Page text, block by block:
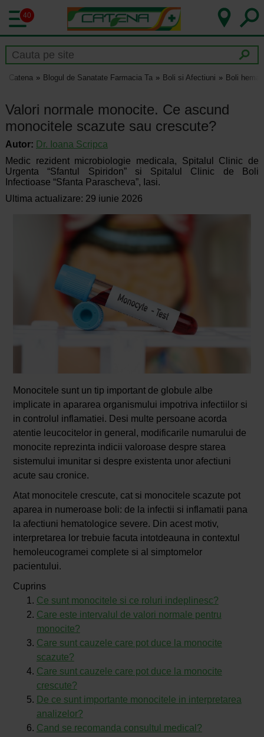
40
Catena Blogul de Sanatate Farmacia Ta Boli si Afectiuni Boli
Valori normale monocite. Ce ascund
monocitele scazute sau crescute?
Autor: Dr. Ioana Scripca
Medic rezident microbiologie medicala, Spitalul Clinic de
Urgenta “Sfantul Spiridon” si Spitalul Clinic de Boli
Infectioase “Sfanta Parascheva”, Iasi.
Ultima actualizare: 29 iunie 2026
Monocitele sunt un tip important de globule albe
implicate in apararea organismului impotriva infectiilor si
in controlul inflamatiei. Desi multe persoane acorda
atentie leucocitelor in general, modificarile numarului de
monocite reprezinta indicii valoroase despre starea
sistemului imunitar si despre existenta unor afectiuni
acute sau cronice.
Atat monocitele crescute, cat si monocitele scazute pot
aparea in numeroase boli: de la infectii si inflamatii pana
la afectiuni hematologice severe. Din acest motiv,
interpretarea lor trebuie facuta intotdeauna in contextul
hemoleucogramei complete si al simptomelor
pacientului.
Cuprins
Ce sunt monocitele si ce roluri indeplinesc?
Care este intervalul de valori normale pentru
monocite?
Care sunt cauzele care pot duce la monocite
scazute?
Care sunt cauzele care pot duce la monocite
crescute?
De ce sunt importante monocitele in interpretarea
analizelor?
Cand se recomanda consultul medical?